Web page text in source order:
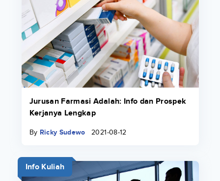
Jurusan Farmasi Adalah: Info dan Prospek
Kerjanya Lengkap
By Ricky Sudewo 2021-08-12
Info Kuliah